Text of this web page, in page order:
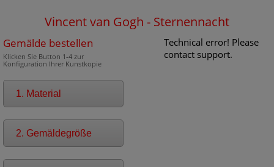
Vincent van Gogh - Sternennacht
Gemälde bestellen
Klicken Sie Button 1-4 zur
Konfiguration Ihrer Kunstkopie
1. Material
2. Gemäldegröße
Technical error! Please
contact support.